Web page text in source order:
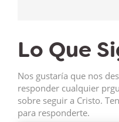
Lo Que
Nos gustaría que nos
responder cualquier
sobre seguir a Cristo.
para responderte.